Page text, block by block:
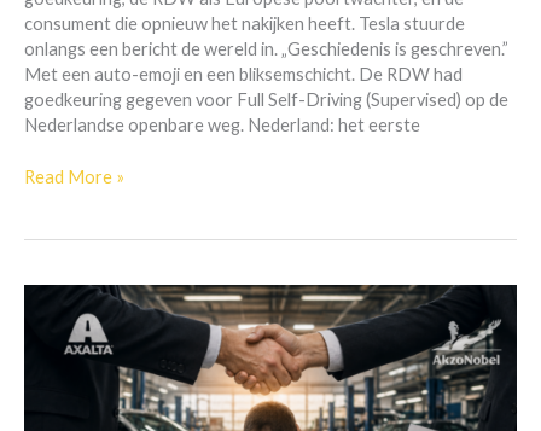
consument die opnieuw het nakijken heeft. Tesla stuurde
onlangs een bericht de wereld in. „Geschiedenis is geschreven.”
Met een auto-emoji en een bliksemschicht. De RDW had
goedkeuring gegeven voor Full Self-Driving (Supervised) op de
Nederlandse openbare weg. Nederland: het eerste
betaalt
ervoor
Read More »